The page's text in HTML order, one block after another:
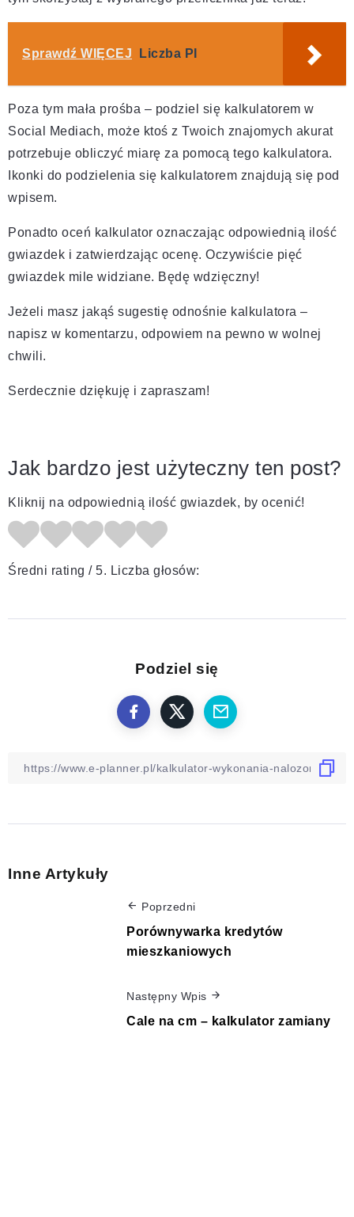
Sprawdź WIĘCEJ Liczba PI
Poza tym mała prośba – podziel się kalkulatorem w
Social Mediach, może ktoś z Twoich znajomych akurat
potrzebuje obliczyć miarę za pomocą tego kalkulatora.
Ikonki do podzielenia się kalkulatorem znajdują się pod
wpisem.
Ponadto oceń kalkulator oznaczając odpowiednią ilość
gwiazdek i zatwierdzając ocenę. Oczywiście pięć
gwiazdek mile widziane. Będę wdzięczny!
Jeżeli masz jakąś sugestię odnośnie kalkulatora –
napisz w komentarzu, odpowiem na pewno w wolnej
chwili.
Serdecznie dziękuję i zapraszam!
Jak bardzo jest użyteczny ten post?
Kliknij na odpowiednią ilość gwiazdek, by ocenić!
Średni rating / 5. Liczba głosów:
Podziel się
Inne Artykuły
Poprzedni
Porównywarka kredytów
mieszkaniowych
Następny Wpis
Cale na cm – kalkulator zamiany